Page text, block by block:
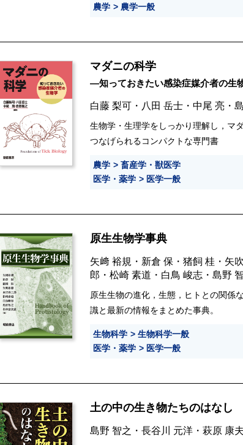
農学
農学一般
マダニの科学
―知っておきたい感染症媒介者の生
白藤 梨可 ・ 八田 岳士 ・ 中尾 亮 ・
生物学・生理学をしっかり理解し，マ
つなげられるコンパクトな専門書
農学
畜産学・獣医学
医学・薬学
医学一般
原生生物学事典
矢﨑 裕規 ・ 新倉 保 ・ 猪飼 桂 ・ 矢
郎 ・ 松崎 素道 ・ 白鳥 峻志 ・ 島野
原生生物の進化，生態，ヒトとの関係
識と最新の情報をまとめた事典。
生物科学
生物科学一般
医学・薬学
医学一般
土の中の生き物たちのはなし
島野 智之 ・ 長谷川 元洋 ・ 萩原 康夫